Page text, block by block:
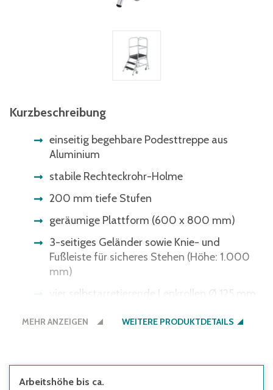
Kurzbeschreibung
einseitig begehbare Podesttreppe aus
Aluminium
stabile Rechteckrohr-Holme
200 mm tiefe Stufen
geräumige Plattform (600 x 800 mm)
3-seitiges Geländer sowie Knie- und
Fußleiste für sicheres Stehen (Höhe: 1.000
mm)
vier selbstarretierende Lenkrollen Ø 125 mm,
Aufstiegen von Podestleitern mit Steigwinkel
≥60° optional
MEHR ANZEIGEN WEITERE PRODUKTDETAILS
Arbeitshöhe bis ca.